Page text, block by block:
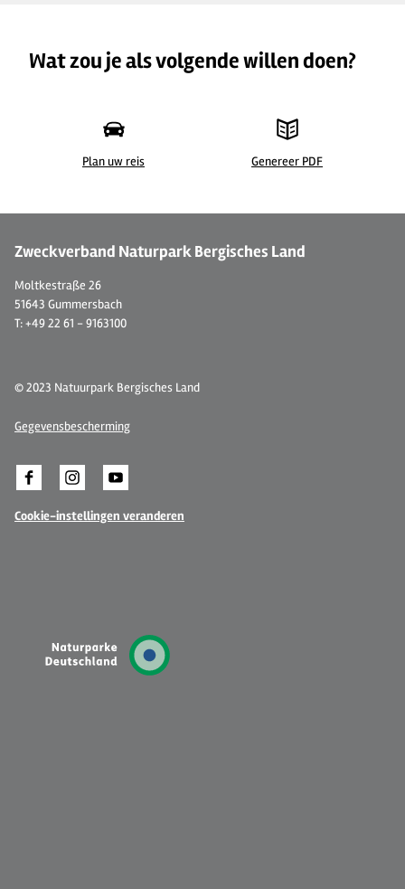
Wat zou je als volgende willen doen?
Plan uw reis Genereer PDF
Zweckverband Naturpark Bergisches Land
Moltkestraße 26
51643 Gummersbach
T: +49 22 61 - 9163100
© 2023 Natuurpark Bergisches Land
Gegevensbescherming
Cookie-instellingen veranderen